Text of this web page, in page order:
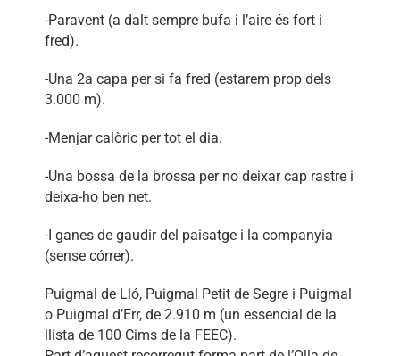
-Paravent (a dalt sempre bufa i l’aire és fort i
fred).
-Una 2a capa per si fa fred (estarem prop dels
3.000 m).
-Menjar calòric per tot el dia.
-Una bossa de la brossa per no deixar cap rastre i
deixa-ho ben net.
-I ganes de gaudir del paisatge i la companyia
(sense córrer).
Puigmal de Lló, Puigmal Petit de Segre i Puigmal
o Puigmal d’Err, de 2.910 m (un essencial de la
llista de 100 Cims de la FEEC).